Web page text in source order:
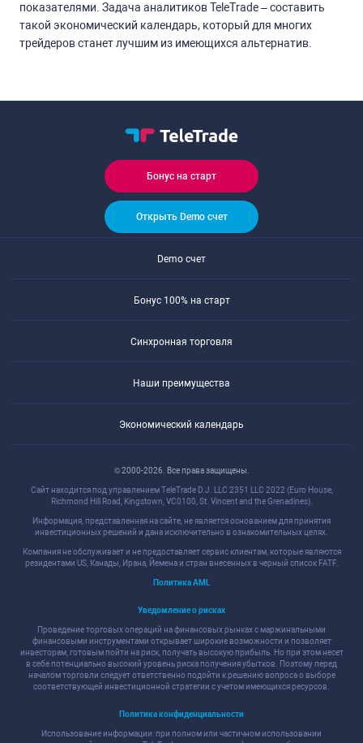
показателями. Задача аналитиков TeleTrade – составить
такой экономический календарь, который для многих
трейдеров станет лучшим из имеющихся альтернатив.
Бонус на старт
Открыть Demo счет
Demo счет
Бонус 100% на старт
Синхронная торговля
Наши преимущества
Экономический календарь
© 2000-2026. Все права защищены.
Сайт находится под управлением TeleTrade D.J. LLC 2351 LLC 2022 (Euro House,
Richmond Hill Road, Kingstown, VC0100, St. Vincent and the Grenadines).
Информация, представленная на сайте, не является основанием для принятия
инвестиционных решений и дана исключительно в ознакомительных целях.
Компания не обслуживает и не предоставляет сервис клиентам, которые являются
резидентами US, Канады, Ирана, Йемена и стран внесенных в черный список FATF.
Политика AML
Уведомление о рисках
Проведение торговых операций на финансовых рынках с маржинальными
финансовыми инструментами открывает широкие возможности и позволяет
инвесторам, готовым пойти на риск, получать высокую прибыль. Но при этом несет
в себе потенциально высокий уровень риска получения убытков. Поэтому перед
началом торговли следует ответственно подойти к решению вопроса о выборе
соответствующей инвестиционной стратегии с учетом имеющихся ресурсов.
Политика конфиденциальности
Использование информации: при полном или частичном использовании